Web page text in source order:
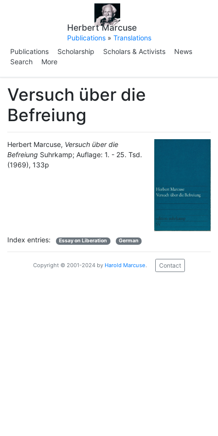
Herbert Marcuse
Publications» Translations
Publications
Scholarship Scholars & Activists
News
Search
More
Versuch über die
Befreiung
Herbert Marcuse, Versuch über die
Befreiung Suhrkamp; Auflage: 1. - 25. Tsd.
(1969), 133p
Index entries: Essay on Liberation German
Copyright © 2001-2024 by Harold Marcuse. Contact